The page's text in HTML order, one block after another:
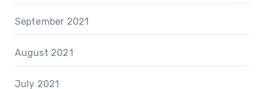
September 2021
August 2021
July 2021